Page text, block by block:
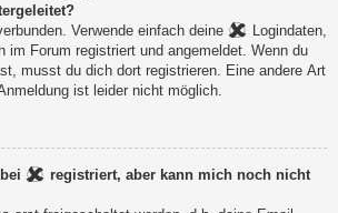
Verwende einfach deine
Logindaten,
im Forum registriert und angemeldet. Wenn du
musst du dich dort registrieren. Eine andere Art
ist leider nicht möglich.
registriert, aber kann mich noch nicht